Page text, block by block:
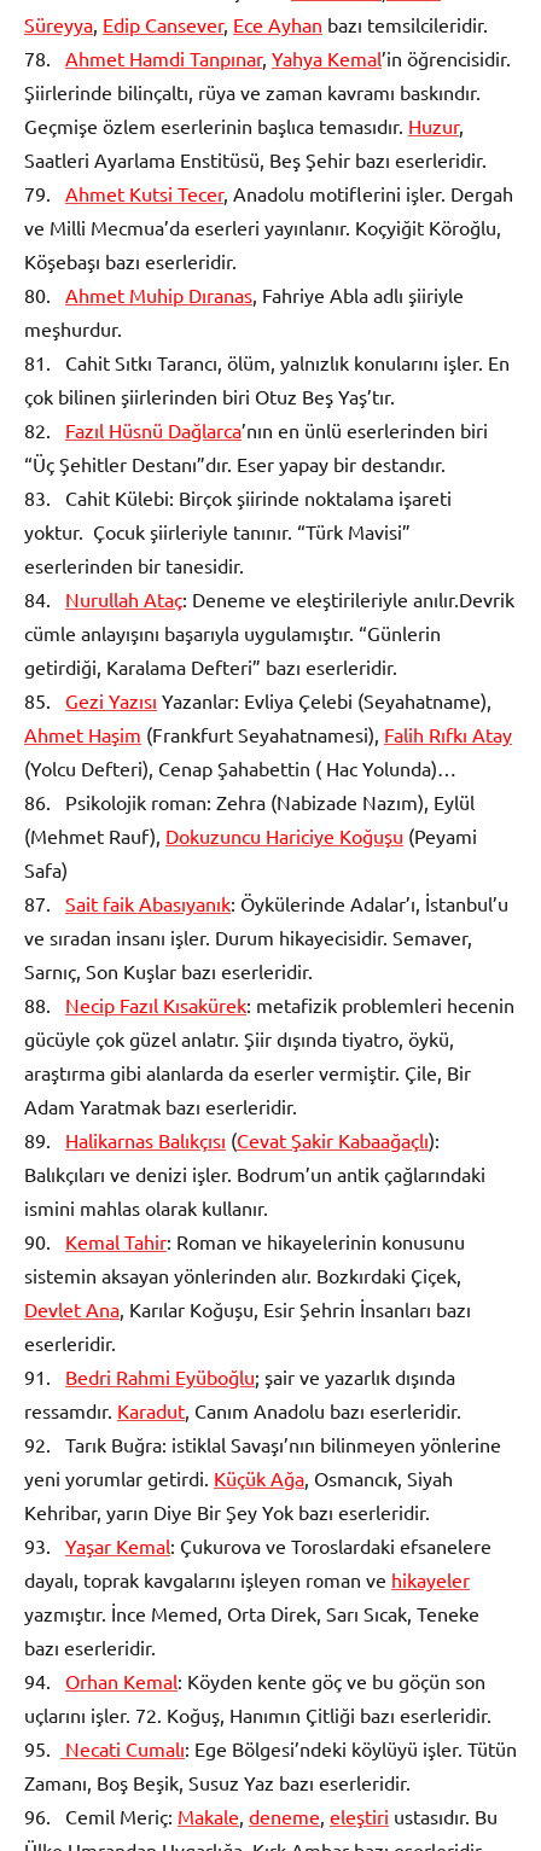
Süreyya, Edip Cansever, Ece Ayhan bazı temsilcileridir.
78. Ahmet Hamdi Tanpınar, Yahya Kemal’in öğrencisidir.
Şiirlerinde bilinçaltı, rüya ve zaman kavramı baskındır.
Geçmişe özlem eserlerinin başlıca temasıdır. Huzur,
Saatleri Ayarlama Enstitüsü, Beş Şehir bazı eserleridir.
79. Ahmet Kutsi Tecer, Anadolu motiflerini işler. Dergah
ve Milli Mecmua’da eserleri yayınlanır. Koçyiğit Köroğlu,
Köşebaşı bazı eserleridir.
80. Ahmet Muhip Dıranas, Fahriye Abla adlı şiiriyle
meşhurdur.
81. Cahit Sıtkı Tarancı, ölüm, yalnızlık konularını işler. En
çok bilinen şiirlerinden biri Otuz Beş Yaş’tır.
82. Fazıl Hüsnü Dağlarca’nın en ünlü eserlerinden biri
“Üç Şehitler Destanı”dır. Eser yapay bir destandır.
83. Cahit Külebi: Birçok şiirinde noktalama işareti
yoktur. Çocuk şiirleriyle tanınır. “Türk Mavisi”
eserlerinden bir tanesidir.
84. Nurullah Ataç: Deneme ve eleştirileriyle anılır.Devrik
cümle anlayışını başarıyla uygulamıştır. “Günlerin
getirdiği, Karalama Defteri” bazı eserleridir.
85. Gezi Yazısı Yazanlar: Evliya Çelebi (Seyahatname),
Ahmet Haşim (Frankfurt Seyahatnamesi), Falih Rıfkı Atay
(Yolcu Defteri), Cenap Şahabettin ( Hac Yolunda)…
86. Psikolojik roman: Zehra (Nabizade Nazım), Eylül
(Mehmet Rauf), Dokuzuncu Hariciye Koğuşu (Peyami
Safa)
87. Sait faik Abasıyanık: Öykülerinde Adalar’ı, İstanbul’u
ve sıradan insanı işler. Durum hikayecisidir. Semaver,
Sarnıç, Son Kuşlar bazı eserleridir.
88. Necip Fazıl Kısakürek: metafizik problemleri hecenin
gücüyle çok güzel anlatır. Şiir dışında tiyatro, öykü,
araştırma gibi alanlarda da eserler vermiştir. Çile, Bir
Adam Yaratmak bazı eserleridir.
89. Halikarnas Balıkçısı (Cevat Şakir Kabaağaçlı):
Balıkçıları ve denizi işler. Bodrum’un antik çağlarındaki
ismini mahlas olarak kullanır.
90. Kemal Tahir: Roman ve hikayelerinin konusunu
sistemin aksayan yönlerinden alır. Bozkırdaki Çiçek,
Devlet Ana, Karılar Koğuşu, Esir Şehrin İnsanları bazı
eserleridir.
91. Bedri Rahmi Eyüboğlu; şair ve yazarlık dışında
ressamdır. Karadut, Canım Anadolu bazı eserleridir.
92. Tarık Buğra: istiklal Savaşı’nın bilinmeyen yönlerine
yeni yorumlar getirdi. Küçük Ağa, Osmancık, Siyah
Kehribar, yarın Diye Bir Şey Yok bazı eserleridir.
93. Yaşar Kemal: Çukurova ve Toroslardaki efsanelere
dayalı, toprak kavgalarını işleyen roman ve hikayeler
yazmıştır. İnce Memed, Orta Direk, Sarı Sıcak, Teneke
bazı eserleridir.
94. Orhan Kemal: Köyden kente göç ve bu göçün son
uçlarını işler. 72. Koğuş, Hanımın Çitliği bazı eserleridir.
95.
Necati Cumalı: Ege Bölgesi’ndeki köylüyü işler. Tütün
Zamanı, Boş Beşik, Susuz Yaz bazı eserleridir.
96. Cemil Meriç: Makale, deneme, eleştiri ustasıdır. Bu